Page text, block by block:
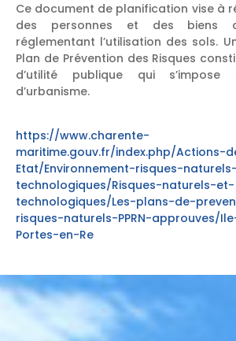
Ce document de planification vise à
des personnes et des biens
réglementant l’utilisation des sols.
Plan de Prévention des Risques
d’utilité publique qui s’impose
d’urbanisme.
https://www.charente-
maritime.gouv.fr/index.php/Actions-
Etat/Environnement-risques-
technologiques/Risques-naturels-et-
technologiques/Les-plans-de-
risques-naturels-PPRN-approuves/
Portes-en-Re